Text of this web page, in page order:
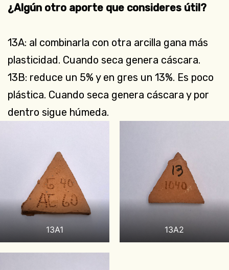
¿Algún otro aporte que consideres útil?
13A: al combinarla con otra arcilla gana más
plasticidad. Cuando seca genera cáscara.
13B: reduce un 5% y en gres un 13%. Es poco
plástica. Cuando seca genera cáscara y por
dentro sigue húmeda.
13A1 13A2